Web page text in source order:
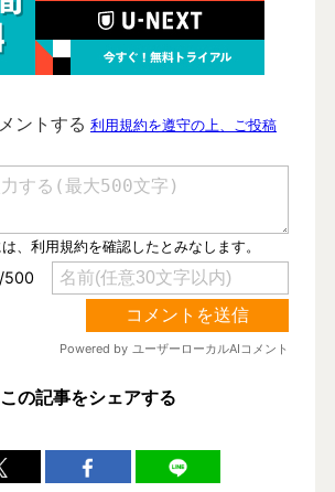
この記事をシェアする